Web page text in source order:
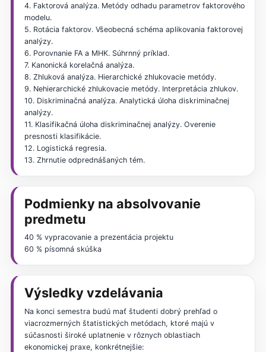
4. Faktorová analýza. Metódy odhadu parametrov faktorového
modelu.
5. Rotácia faktorov. Všeobecná schéma aplikovania faktorovej
analýzy.
6. Porovnanie FA a MHK. Súhrnný príklad.
7. Kanonická korelačná analýza.
8. Zhluková analýza. Hierarchické zhlukovacie metódy.
9. Nehierarchické zhlukovacie metódy. Interpretácia zhlukov.
10. Diskriminačná analýza. Analytická úloha diskriminačnej
analýzy.
11. Klasifikačná úloha diskriminačnej analýzy. Overenie
presnosti klasifikácie.
12. Logistická regresia.
13. Zhrnutie odprednášaných tém.
Podmienky na absolvovanie
predmetu
40 % vypracovanie a prezentácia projektu
60 % písomná skúška
Výsledky vzdelávania
Na konci semestra budú mať študenti dobrý prehľad o
viacrozmerných štatistických metódach, ktoré majú v
súčasnosti široké uplatnenie v rôznych oblastiach
ekonomickej praxe, konkrétnejšie: